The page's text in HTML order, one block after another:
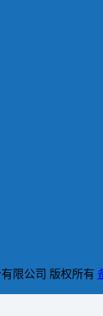
限公司 版权所有